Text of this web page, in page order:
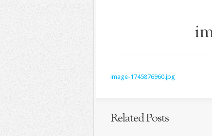
image-1745876960.jpg
Related Posts